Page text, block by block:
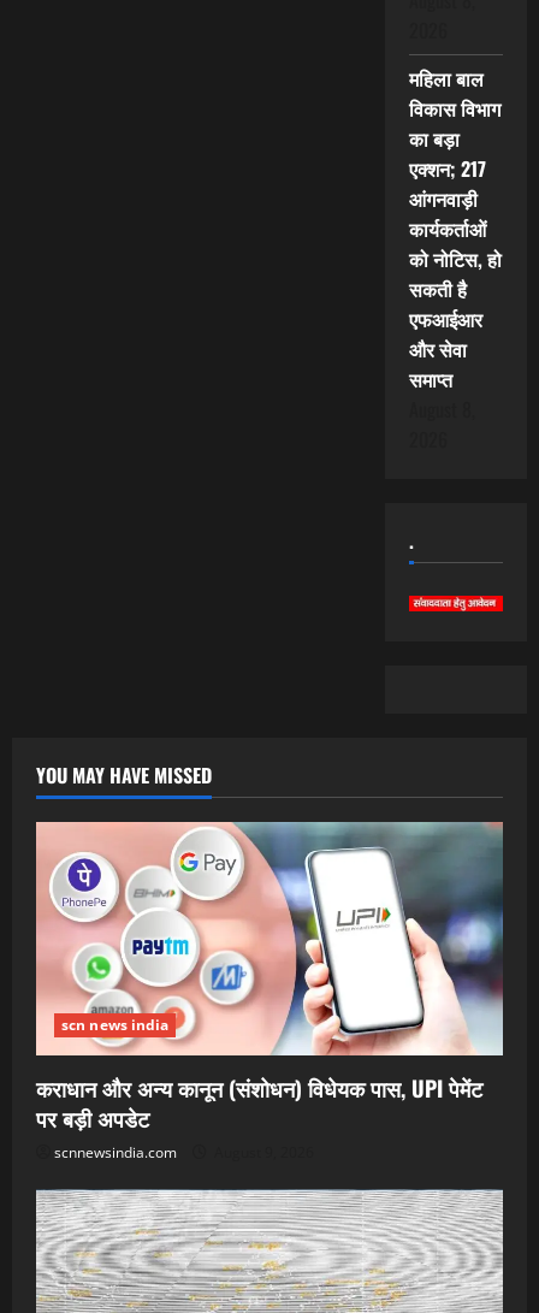
महिला बाल
विकास विभाग
का बड़ा
एक्शन; 217
आंगनवाड़ी
कार्यकर्ताओं
को नोटिस, हो
सकती है
एफआईआर
और सेवा
समाप्त
.
YOU MAY HAVE MISSED
scn news india
कराधान और अन्य कानून (संशोधन) विधेयक पास, UPI पेमेंट
पर बड़ी अपडेट
scnnewsindia.com